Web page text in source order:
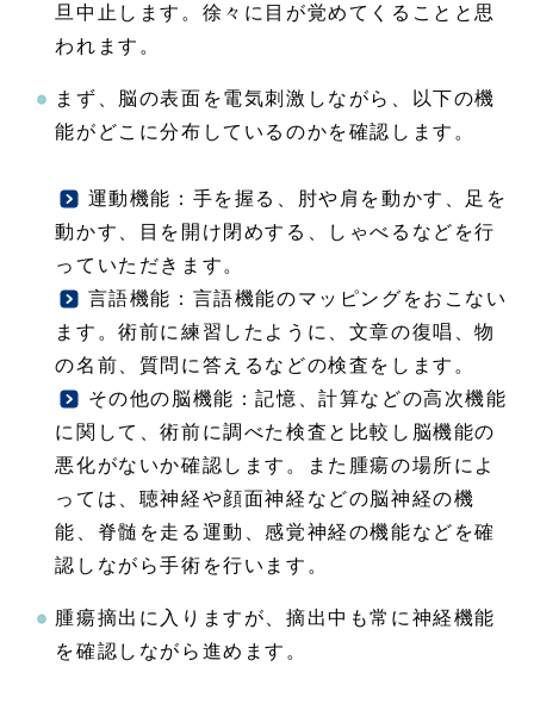
旦中止します。徐々に目が覚めてくることと思
われます。
まず、脳の表面を電気刺激しながら、以下の機
能がどこに分布しているのかを確認します。
注目情報
運動機能：手を握る、肘や肩を動かす、足を
動かす、目を開け閉めする、しゃべるなどを行
っていただきます。
注目情報
言語機能：言語機能のマッピングをおこない
ます。術前に練習したように、文章の復唱、物
の名前、質問に答えるなどの検査をします。
注目情報
その他の脳機能：記憶、計算などの高次機能
に関して、術前に調べた検査と比較し脳機能の
悪化がないか確認します。また腫瘍の場所によ
っては、聴神経や顔面神経などの脳神経の機
能、脊髄を走る運動、感覚神経の機能などを確
認しながら手術を行います。
腫瘍摘出に入りますが、摘出中も常に神経機能
を確認しながら進めます。